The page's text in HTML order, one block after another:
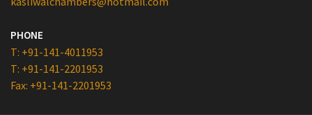
PHONE
T: +91-141-4011953
T: +91-141-2201953
Fax: +91-141-2201953